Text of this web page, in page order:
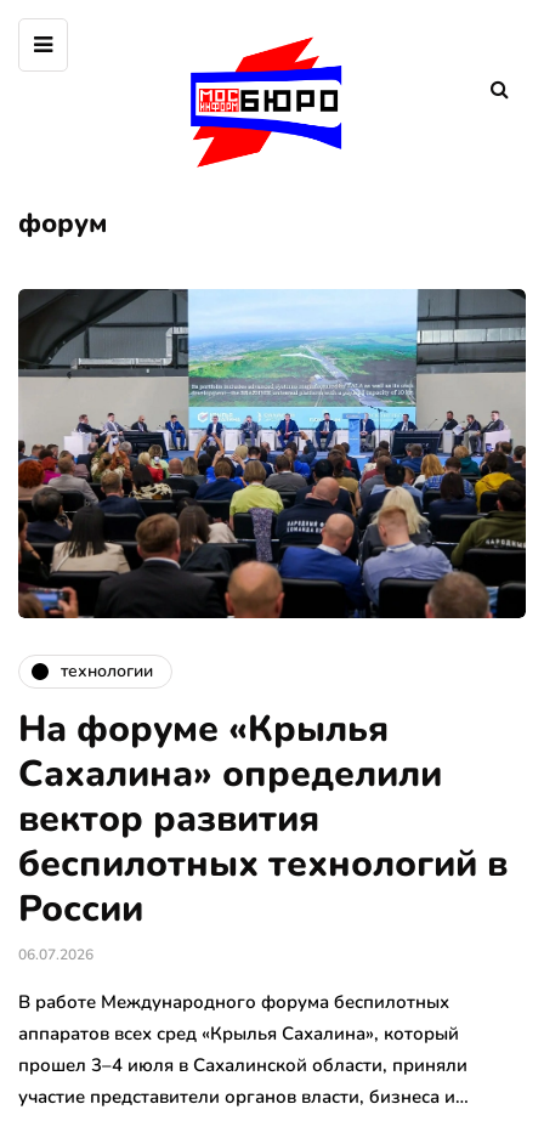
форум
технологии
На форуме «Крылья
Сахалина» определили
вектор развития
беспилотных технологий в
России
06.07.2026
В работе Международного форума беспилотных
аппаратов всех сред «Крылья Сахалина», который
прошел 3–4 июля в Сахалинской области, приняли
участие представители органов власти, бизнеса и…